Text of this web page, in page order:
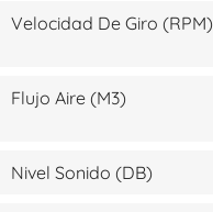
Velocidad De Giro (RPM)
Flujo Aire (m3)
Nivel Sonido (dB)